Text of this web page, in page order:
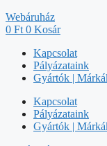
Webáruház
0 Ft 0 Kosár
Kapcsolat
Pályázataink
Gyártók |
Kapcsolat
Pályázataink
Gyártók |